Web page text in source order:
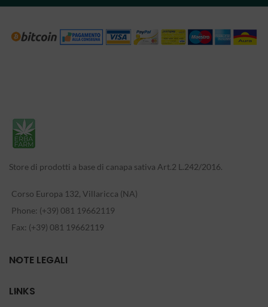
Store di prodotti a base di canapa sativa Art.2 L.242/2016.
Corso Europa 132, Villaricca (NA)
Phone: (+39) 081 19662119
Fax: (+39) 081 19662119
NOTE LEGALI
LINKS